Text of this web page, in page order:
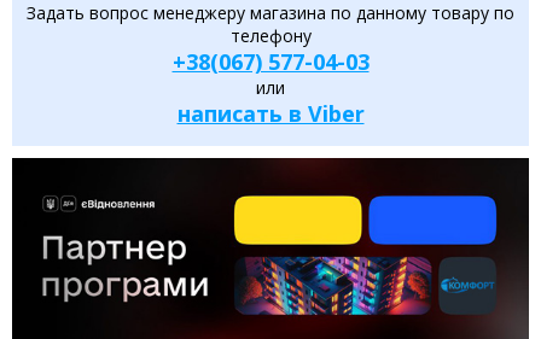
Задать вопрос менеджеру магазина по данному товару по
телефону
+38(067) 577-04-03
или
написать в Viber